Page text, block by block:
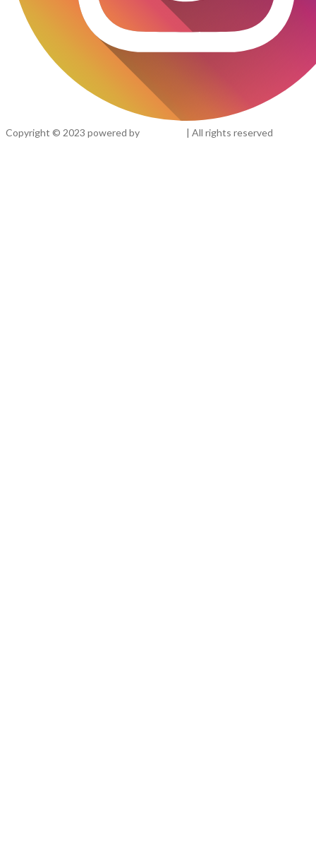
Copyright © 2023 powered by | All rights reserved